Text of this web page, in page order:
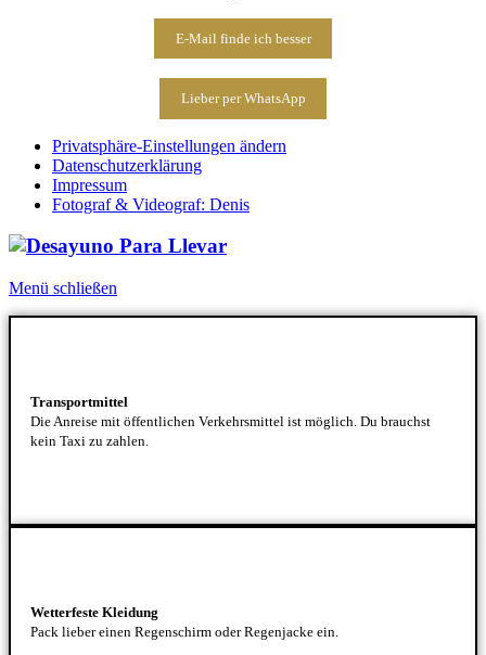
E-Mail finde ich besser
Lieber per WhatsApp
Privatsphäre-Einstellungen ändern
Datenschutzerklärung
Impressum
Fotograf & Videograf: Denis
Menü schließen
Transportmittel
Die Anreise mit öffentlichen Verkehrsmittel ist möglich. Du brauchst
kein Taxi zu zahlen.
Wetterfeste Kleidung
Pack lieber einen Regenschirm oder Regenjacke ein.